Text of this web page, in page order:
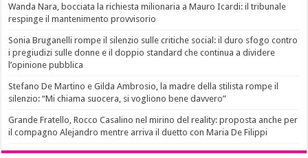
Wanda Nara, bocciata la richiesta milionaria a Mauro Icardi: il tribunale
respinge il mantenimento provvisorio
Sonia Bruganelli rompe il silenzio sulle critiche social: il duro sfogo contro
i pregiudizi sulle donne e il doppio standard che continua a dividere
l’opinione pubblica
Stefano De Martino e Gilda Ambrosio, la madre della stilista rompe il
silenzio: “Mi chiama suocera, si vogliono bene davvero”
Grande Fratello, Rocco Casalino nel mirino del reality: proposta anche per
il compagno Alejandro mentre arriva il duetto con Maria De Filippi